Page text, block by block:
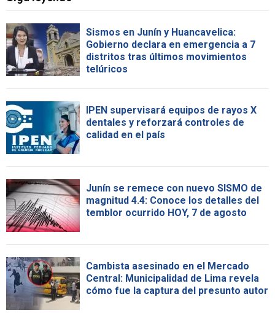
Sismos en Junín y Huancavelica:
Gobierno declara en emergencia a 7
distritos tras últimos movimientos
telúricos
IPEN supervisará equipos de rayos X
dentales y reforzará controles de
calidad en el país
Junín se remece con nuevo SISMO de
magnitud 4.4: Conoce los detalles del
temblor ocurrido HOY, 7 de agosto
Cambista asesinado en el Mercado
Central: Municipalidad de Lima revela
cómo fue la captura del presunto autor